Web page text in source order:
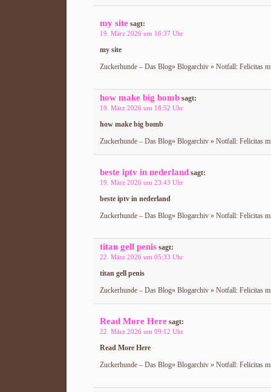
my site sagt:
19. März 2026 um 16:37 Uhr
my site
Zuckerhunde – Das Blog» Blogarchiv » Notfall: Felicitas
how make big bomb sagt:
19. März 2026 um 18:52 Uhr
how make big bomb
Zuckerhunde – Das Blog» Blogarchiv » Notfall: Felicitas
beste iptv in nederland sagt:
19. März 2026 um 23:43 Uhr
beste iptv in nederland
Zuckerhunde – Das Blog» Blogarchiv » Notfall: Felicitas
titan gell penis sagt:
22. März 2026 um 05:33 Uhr
titan gell penis
Zuckerhunde – Das Blog» Blogarchiv » Notfall: Felicitas
Read More Here sagt:
22. März 2026 um 09:12 Uhr
Read More Here
Zuckerhunde – Das Blog» Blogarchiv » Notfall: Felicitas